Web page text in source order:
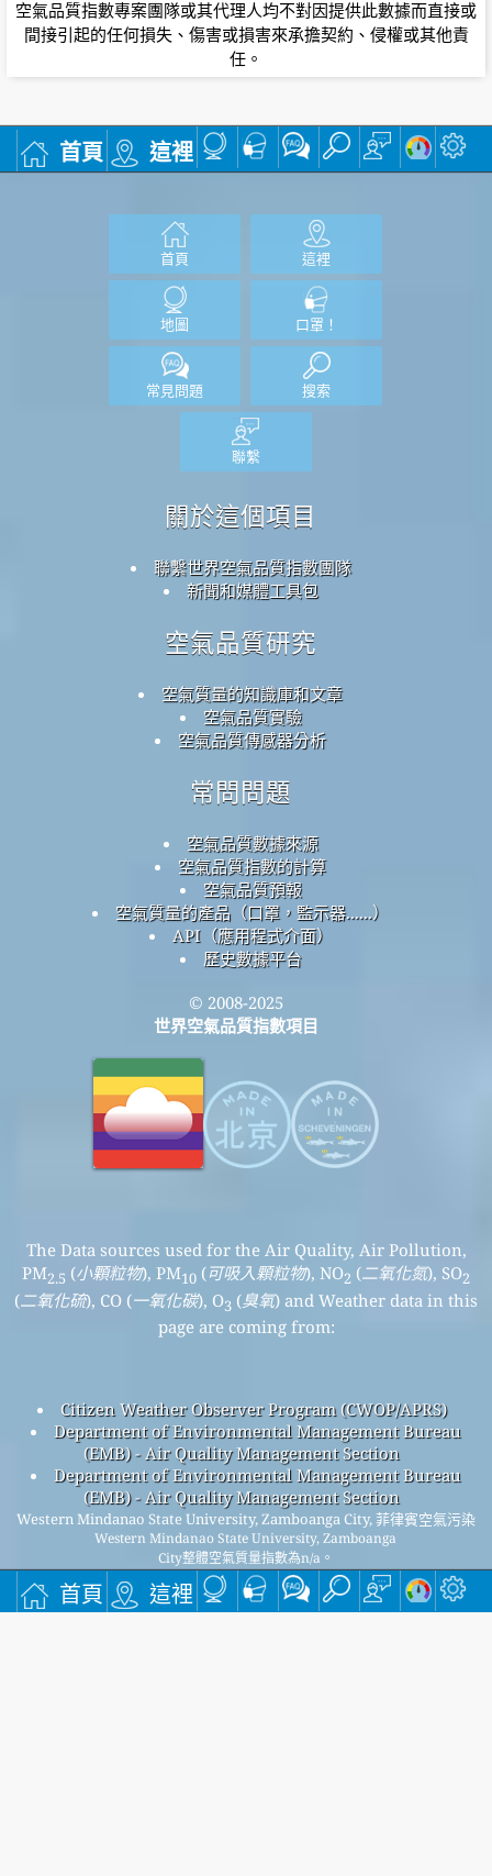
首頁 這裡
空氣品質指數專案團隊或其代理人均不對因提供此數據而直接或
間接引起的任何損失、傷害或損害來承擔契約、侵權或其他責
任。
首頁 這裡
首頁 這裡
地圖 口罩！
常見問題 搜索
聯繫
關於這個項目
聯繫世界空氣品質指數團隊
新聞和媒體工具包
空氣品質研究
空氣質量的知識庫和文章
空氣品質實驗
空氣品質傳感器分析
常問問題
空氣品質數據來源
空氣品質指數的計算
空氣品質預報
空氣質量的產品（口罩，監示器......）
API（應用程式介面）
歷史數據平台
© 2008-2025
世界空氣品質指數項目
The Data sources used for the Air Quality, Air Pollution,
PM2.5 (小顆粒物), PM10 (可吸入顆粒物), NO2 (二氧化氮), SO2
(二氧化硫), CO (一氧化碳), O3 (臭氧) and Weather data in this
page are coming from:
Citizen Weather Observer Program (CWOP/APRS)
Department of Environmental Management Bureau
(EMB) - Air Quality Management Section
Department of Environmental Management Bureau
(EMB) - Air Quality Management Section
Western Mindanao State University, Zamboanga City, 菲律賓空氣污染
Western Mindanao State University, Zamboanga
City整體空氣質量指數為n/a。
Western Mindanao State University, Zamboanga CityPM2.5(小
顆粒物) 空氣質量指數為n/a。 - Western Mindanao State
University, Zamboanga CityPM (可吸入顆粒物) 空氣質量指數